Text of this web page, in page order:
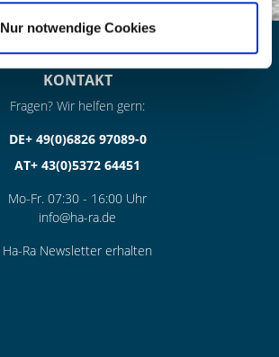
Nur notwendige Cookies
KONTAKT
Fragen? Wir helfen gern:
DE+ 49(0)6826 97089-0
AT+ 43(0)5372 64451
Mo-Fr. 07:30 - 16:00 Uhr
info@ha-ra.de
Ha-Ra Newsletter erhalten